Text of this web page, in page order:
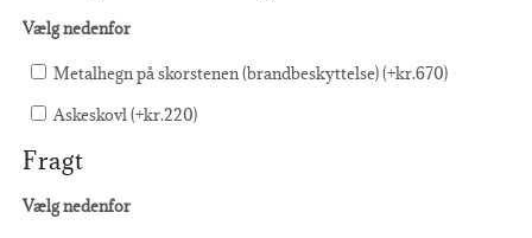
Vælg nedenfor
Metalhegn på skorstenen (brandbeskyttelse) (+kr.670)
Askeskovl (+kr.220)
Fragt
Vælg nedenfor